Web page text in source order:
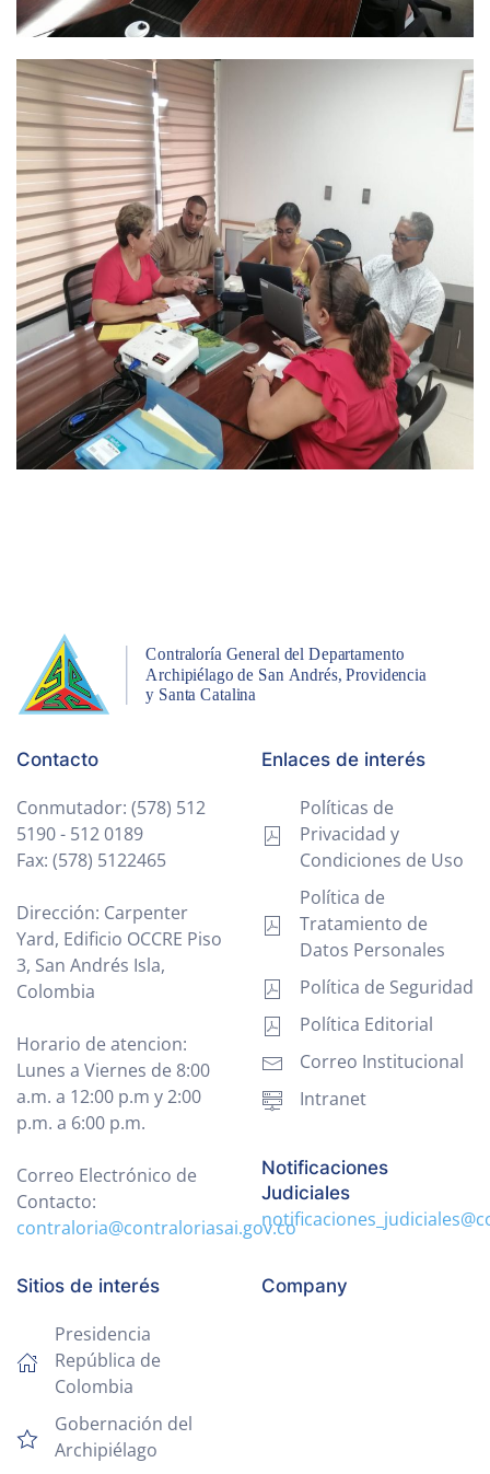
Contacto
Conmutador: (578) 512
5190 - 512 0189
Fax: (578) 5122465
Dirección: Carpenter
Yard, Edificio OCCRE Piso
3, San Andrés Isla,
Colombia
Horario de atencion:
Lunes a Viernes de 8:00
a.m. a 12:00 p.m y 2:00
p.m. a 6:00 p.m.
Correo Electrónico de
Contacto:
contraloria@contraloriasai.gov.co
Enlaces de interés
Políticas de
Privacidad y
Condiciones de Uso
Política de
Tratamiento de
Datos Personales
Política de Seguridad
Política Editorial
Correo Institucional
Intranet
Notificaciones
Judiciales
Sitios de interés
Presidencia
República de
Colombia
Gobernación del
Archipiélago
Company